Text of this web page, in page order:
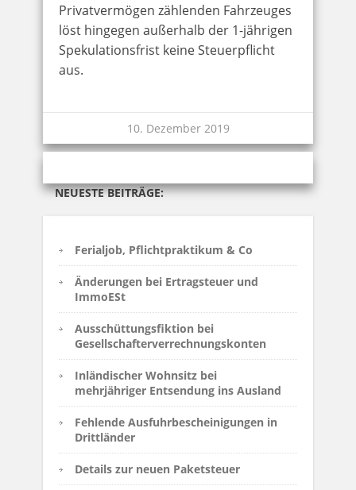
NEUESTE BEITRÄGE:
Ferialjob, Pflichtpraktikum & Co
Änderungen bei Ertragsteuer und
ImmoESt
Ausschüttungsfiktion bei
Gesellschafterverrechnungskonten
Inländischer Wohnsitz bei
mehrjähriger Entsendung ins Ausland
Fehlende Ausfuhrbescheinigungen in
Drittländer
Details zur neuen Paketsteuer
Privatvermögen zählenden Fahrzeuges
löst hingegen außerhalb der 1-jährigen
Spekulationsfrist keine Steuerpflicht
aus.
10. Dezember 2019